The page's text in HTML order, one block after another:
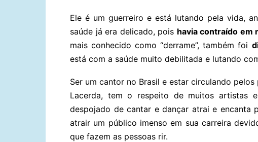
Ele é um guerreiro e está lutando pela vida,
saúde já era delicado, pois havia contraído em
mais conhecido como “derrame”, também foi
está com a saúde muito debilitada e lutando
Ser um cantor no Brasil e estar circulando
Lacerda, tem o respeito de muitos artistas
despojado de cantar e dançar atrai e encanta
atrair um público imenso em sua carreira
que fazem as pessoas rir.